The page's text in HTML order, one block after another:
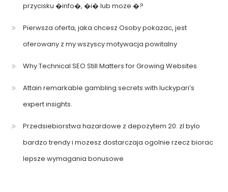
przycisku �info�, �i� lub moze �?
Pierwsza oferta, jaka chcesz Osoby pokazac, jest
oferowany z my wszyscy motywacja powitalny
Why Technical SEO Still Matters for Growing Websites
Attain remarkable gambling secrets with luckypari’s
expert insights.
Przedsiebiorstwa hazardowe z depozytem 20. zl bylo
bardzo trendy i mozesz dostarczaja ogolnie rzecz biorac
lepsze wymagania bonusowe